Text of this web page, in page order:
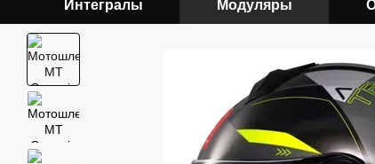
Интегралы Модуляры